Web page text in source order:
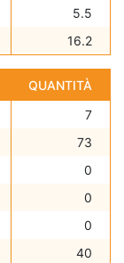
5.5
16.2
QUANTITÀ
7
73
0
0
0
40